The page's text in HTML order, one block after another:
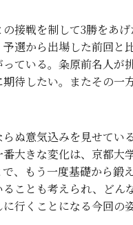
接戦を制して3勝をあ
選から出場した前回
ている。粂原前名人
待したい。またその
ぬ意気込みを見せて
大きな変化は、京都
、もう一度基礎から
ことも考えられ、ど
行くことになる今回の